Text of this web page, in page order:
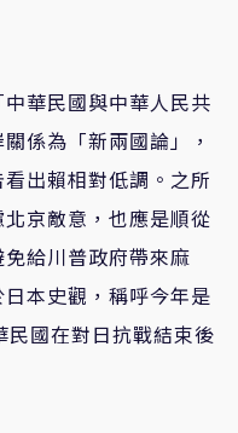
華民國與中華人民共
係為「新兩國論」，
出賴相對低調。之所
京敵意，也應是順從
給川普政府帶來麻
本史觀，稱呼今年是
民國在對日抗戰結束後